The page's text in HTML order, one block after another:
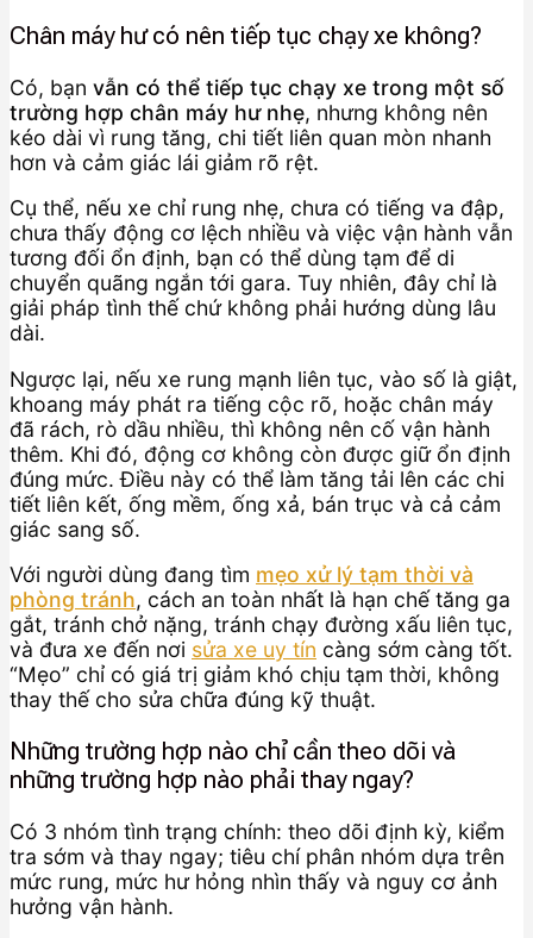
Chân máy hư có nên tiếp tục chạy xe không?
Có, bạn vẫn có thể tiếp tục chạy xe trong một số
trường hợp chân máy hư nhẹ, nhưng không nên
kéo dài vì rung tăng, chi tiết liên quan mòn nhanh
hơn và cảm giác lái giảm rõ rệt.
Cụ thể, nếu xe chỉ rung nhẹ, chưa có tiếng va đập,
chưa thấy động cơ lệch nhiều và việc vận hành vẫn
tương đối ổn định, bạn có thể dùng tạm để di
chuyển quãng ngắn tới gara. Tuy nhiên, đây chỉ là
giải pháp tình thế chứ không phải hướng dùng lâu
dài.
Ngược lại, nếu xe rung mạnh liên tục, vào số là giật,
khoang máy phát ra tiếng cộc rõ, hoặc chân máy
đã rách, rò dầu nhiều, thì không nên cố vận hành
thêm. Khi đó, động cơ không còn được giữ ổn định
đúng mức. Điều này có thể làm tăng tải lên các chi
tiết liên kết, ống mềm, ống xả, bán trục và cả cảm
giác sang số.
Với người dùng đang tìm mẹo xử lý tạm thời và
phòng tránh, cách an toàn nhất là hạn chế tăng ga
gắt, tránh chở nặng, tránh chạy đường xấu liên tục,
và đưa xe đến nơi sửa xe uy tín càng sớm càng tốt.
“Mẹo” chỉ có giá trị giảm khó chịu tạm thời, không
thay thế cho sửa chữa đúng kỹ thuật.
Những trường hợp nào chỉ cần theo dõi và
những trường hợp nào phải thay ngay?
Có 3 nhóm tình trạng chính: theo dõi định kỳ, kiểm
tra sớm và thay ngay; tiêu chí phân nhóm dựa trên
mức rung, mức hư hỏng nhìn thấy và nguy cơ ảnh
hưởng vận hành.